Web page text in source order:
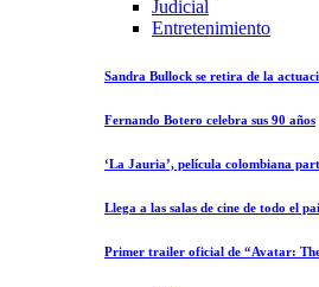
Judicial
Entretenimiento
Sandra Bullock se retira de la
Fernando Botero celebra sus 90 años
‘La Jauria’, película colombiana
Llega a las salas de cine de todo el
Primer trailer oficial de “Avatar: